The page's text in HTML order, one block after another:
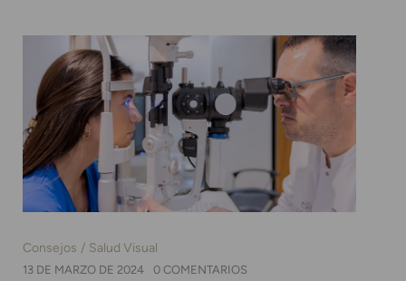
Consejos Salud Visual
13 DE MARZO DE 2024
0 COMENTARIOS